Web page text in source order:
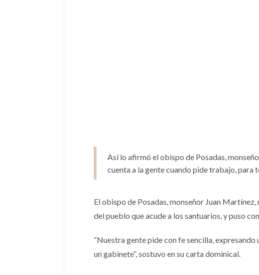
Así lo afirmó el obispo de Posadas,
cuenta a la gente cuando pide trabajo, para
El obispo de Posadas, monseñor Juan
del pueblo que acude a los santuarios, y puso
“Nuestra gente pide con fe sencilla,
un gabinete”, sostuvo en su carta dominical.